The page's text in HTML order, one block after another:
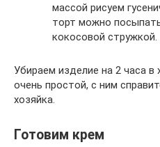
массой рисуем
торт можно
кокосовой стружкой.
Убираем изделие на 2 часа
очень простой, с ним
хозяйка.
Готовим крем